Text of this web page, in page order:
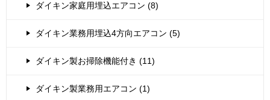
ダイキン家庭用埋込エアコン (8)
ダイキン業務用埋込4方向エアコン (5)
ダイキン製お掃除機能付き (11)
ダイキン製業務用エアコン (1)